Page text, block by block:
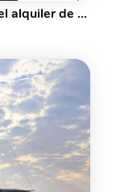
Alquile un barco en Bibinje, Croacia: el alquiler de yates KULFOLDI PANNA.